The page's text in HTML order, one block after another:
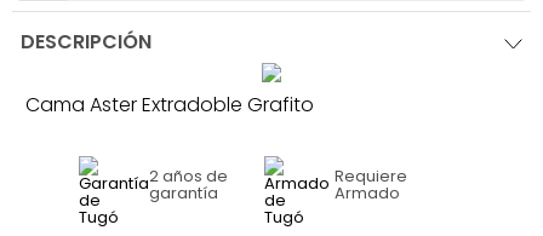
DESCRIPCIÓN
Cama Aster Extradoble Grafito
2 años de
garantía
Requiere
Armado